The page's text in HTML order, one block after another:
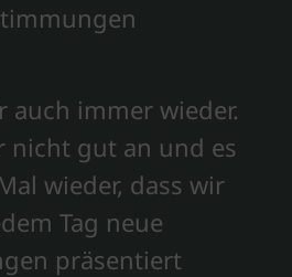
auch immer wieder.
nicht gut an und es
wieder, dass wir
Tag neue
präsentiert